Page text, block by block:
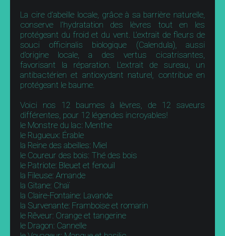
La cire d’abeille locale, grâce à sa barrière naturelle,
conserve l’hydratation des lèvres tout en les
protégeant du froid et du vent. L'extrait de fleurs de
souci officinalis biologique (Calendula), aussi
d'origine locale, a des vertus cicatrisantes,
favorisant la réparation. L'extrait de sureau, un
antibactérien et antioxydant naturel, contribue en
protégeant le baume.
Voici nos 12 baumes à lèvres, de 12 saveurs
différentes, pour 12 légendes incroyables!
le Monstre du lac: Menthe
le Rugueux: Érable
la Reine des abeilles: Miel
le Coureur des bois: Thé des bois
le Patriote: Bleuet et fenouil
la Fileuse: Amande
la Gitane: Chaï
la Claire-Fontaine: Lavande
la Survenante: Framboise et romarin
le Rêveur: Orange et tangerine
le Dragon: Cannelle